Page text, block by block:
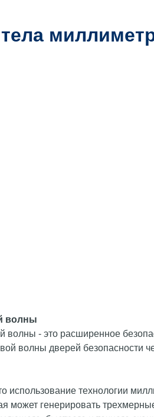
волны
волны - это расширенное
волны дверей безопасности
использование технологии
может генерировать